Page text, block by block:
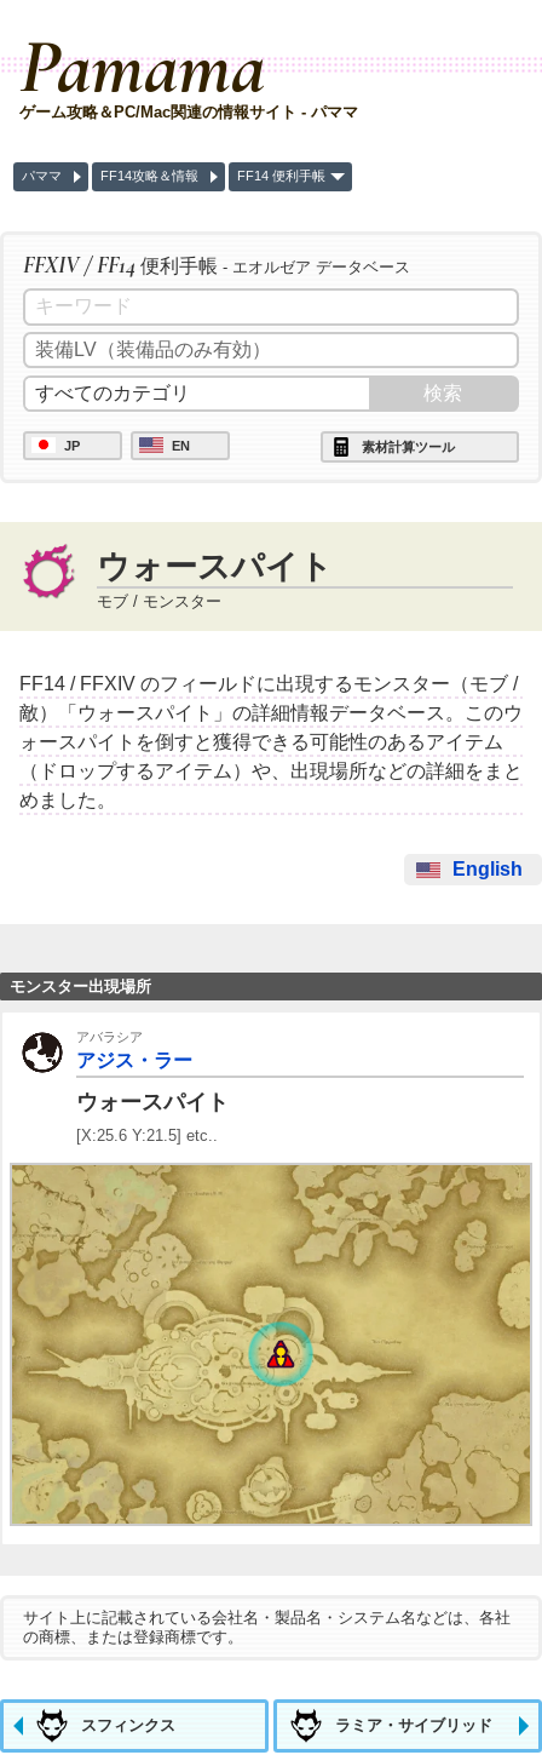
Pamama
ゲーム攻略＆PC/Mac関連の情報サイト - パママ
パママ FF14攻略＆情報 FF14 便利手帳
FFXIV / FF14 便利手帳 - エオルゼア データベース
JP EN 素材計算ツール
ウォースパイト
モブ / モンスター
FF14 / FFXIV のフィールドに出現するモンスター（モブ /
敵）「ウォースパイト」の詳細情報データベース。このウ
ォースパイトを倒すと獲得できる可能性のあるアイテム
（ドロップするアイテム）や、出現場所などの詳細をまと
めました。
English
モンスター出現場所
アバラシア
アジス・ラー
ウォースパイト
[X:25.6 Y:21.5] etc..
サイト上に記載されている会社名・製品名・システム名などは、各社
の商標、または登録商標です。
スフィンクス ラミア・サイブリッド